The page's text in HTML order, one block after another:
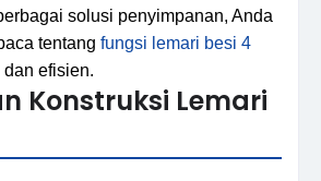
solusi penyimpanan, Anda
tentang fungsi lemari besi 4
efisien.
Konstruksi Lemari